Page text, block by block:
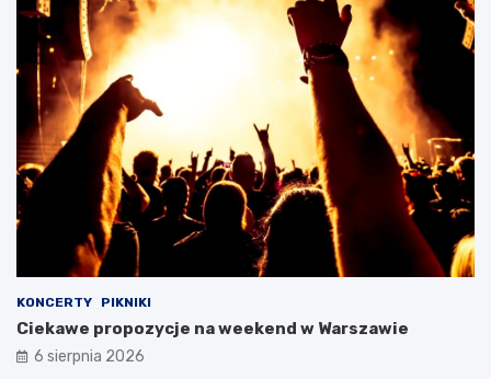
KONCERTY PIKNIKI
Ciekawe propozycje na weekend w Warszawie
6 sierpnia 2026